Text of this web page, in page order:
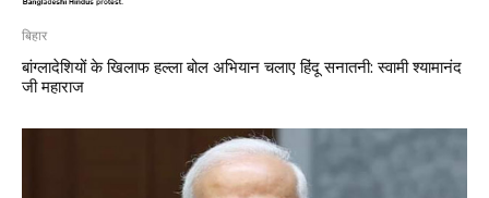
बिहार
बांग्लादेशियों के खिलाफ हल्ला बोल अभियान चलाए हिंदू सनातनी: स्वामी श्यामानंद
जी महाराज